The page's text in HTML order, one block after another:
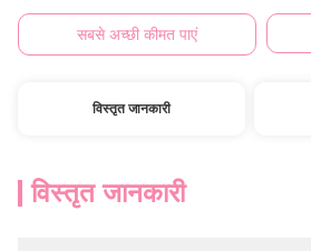
सबसे अच्छी कीमत पाएं
विस्तृत जानकारी
विस्तृत जानकारी